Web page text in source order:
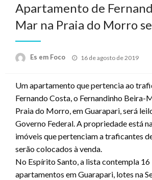
Apartamento de
Mar na Praia do Morro
Es em Foco
Posted
16 de agosto de 2019
Um apartamento que pertencia ao
Fernando Costa, o Fernandinho Beira-
Praia do Morro, em Guarapari, será
Governo Federal. A propriedade está
imóveis que pertenciam a traficantes
serão colocados à venda.
No Espírito Santo, a lista contempla
apartamentos em Guarapari, lotes na